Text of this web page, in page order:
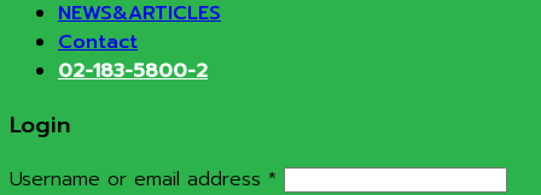
NEWS&ARTICLES
Contact
02-183-5800-2
Login
Username or email address * Required